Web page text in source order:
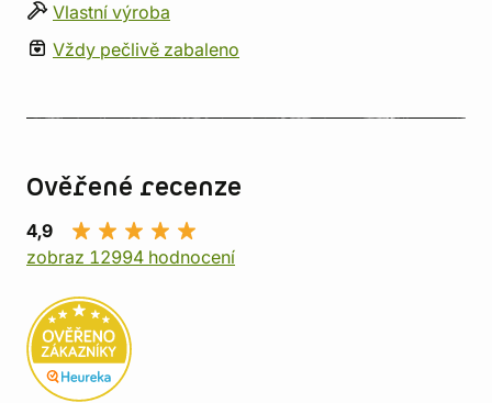
Vlastní výroba
Vždy pečlivě zabaleno
Ověřené recenze
4,9
zobraz 12994 hodnocení